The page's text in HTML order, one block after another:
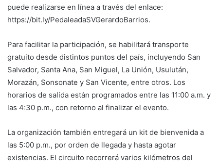
puede realizarse en línea a través del enlace:
https://bit.ly/PedaleadaSVGerardoBarrios.
Para facilitar la participación, se habilitará transporte
gratuito desde distintos puntos del país, incluyendo San
Salvador, Santa Ana, San Miguel, La Unión, Usulután,
Morazán, Sonsonate y San Vicente, entre otros. Los
horarios de salida están programados entre las 11:00 a.m. y
las 4:30 p.m., con retorno al finalizar el evento.
La organización también entregará un kit de bienvenida a
las 5:00 p.m., por orden de llegada y hasta agotar
existencias. El circuito recorrerá varios kilómetros del